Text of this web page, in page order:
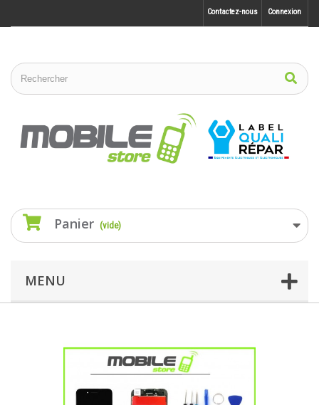
Connexion
Contactez-nous
Panier (vide)
MENU